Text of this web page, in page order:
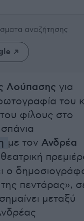
αναζήτησης
Λούπασης για
του
φίλους στο
με τον Ανδρέα
ο
πεντάρας»,
μεταξύ